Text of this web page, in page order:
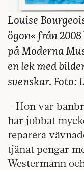
Louise
ögon« från
på Moderna
en lek med
svenskar. Foto:
– Hon var
har jobbat
reparera
tjänat pengar
Westermann